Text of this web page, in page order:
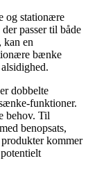
og stationære
passer til både
en
bænke
dobbelte
funktioner.
behov. Til
benopsats,
kommer